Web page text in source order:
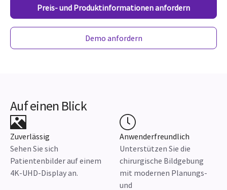
Preis- und Produktinformationen anfordern
Demo anfordern
Auf einen Blick
Zuverlässig
Sehen Sie sich
Patientenbilder auf einem
4K-UHD-Display an.
Anwenderfreundlich
Unterstützen Sie die
chirurgische Bildgebung
mit modernen Planungs-
und